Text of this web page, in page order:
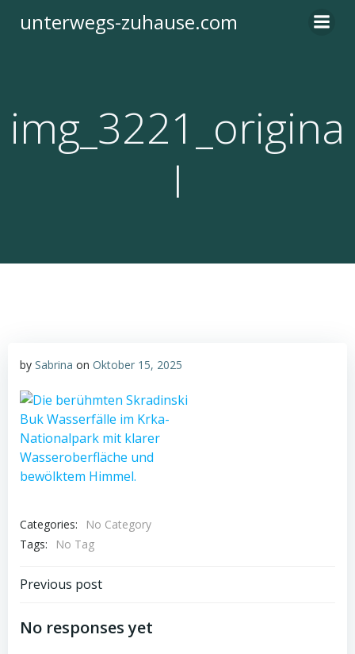
Inhalt
unterwegs-zuhause.com
img_3221_origina
l
by Sabrina on Oktober 15, 2025
Categories:
No Category
Tags:
No Tag
Post
navigation
Previous post
No responses yet